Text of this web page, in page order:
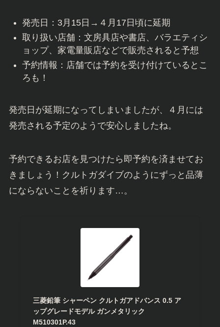
発売日：3月15日→４月17日頃に延期
取り扱い店舗：文房具店や書店、バラエティシ
ョップ、家電量販店などで販売されると予想
予約情報：店舗では予約を受け付けているとこ
ろも！
発売日が延期になってしまいましたが、４月には
発売される予定のようで安心しましたね。
予約できるお店を見つけたら即予約を済ませてお
きましょう！クルトガダイブのようにずっと品薄
にならないことを祈ります…。
三菱鉛筆 シャーペン クルトガアドバンス 0.5 ア
ップグレードモデル ガンメタリック
M510301P.43